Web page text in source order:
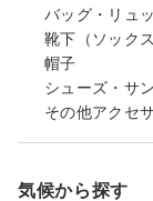
バッグ・リュ
靴下（ソックス
帽子
シューズ・サ
その他アクセ
気候から探す